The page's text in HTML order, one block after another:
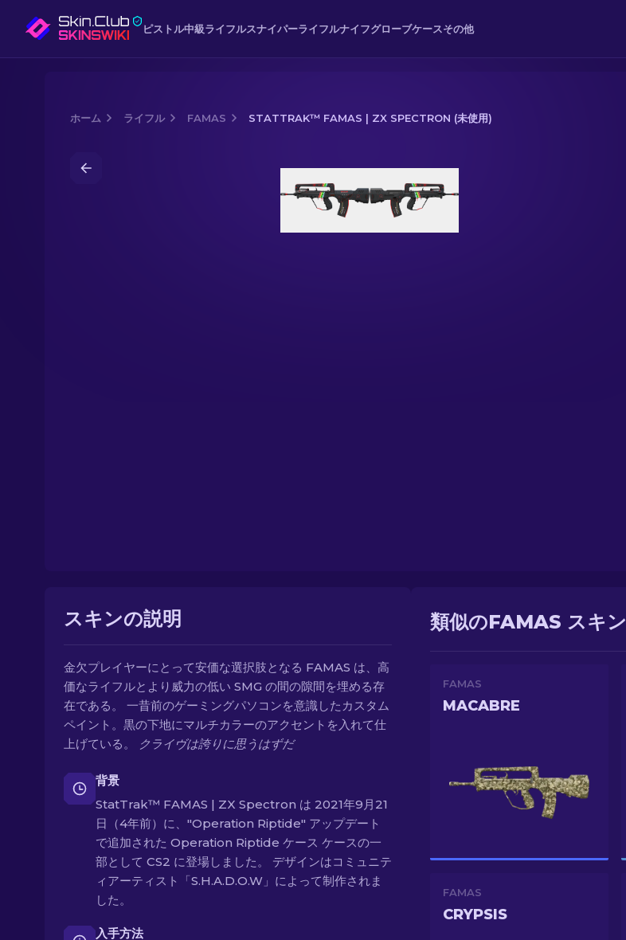
ピストル中級ライフルスナイパーライフルナイフグローブケースその他
ホーム ライフル FAMAS STATTRAK™ FAMAS | ZX SPECTRON (未使用)
スキンの説明
金欠プレイヤーにとって安価な選択肢となる FAMAS は、高
価なライフルとより威力の低い SMG の間の隙間を埋める存
在である。 一昔前のゲーミングパソコンを意識したカスタム
ペイント。黒の下地にマルチカラーのアクセントを入れて仕
上げている。
クライヴは誇りに思うはずだ
背景
StatTrak™ FAMAS | ZX Spectron は 2021年9月21
日（4年前）に、"Operation Riptide" アップデート
で追加された Operation Riptide ケース ケースの一
部として CS2 に登場しました。 デザインはコミュニテ
ィアーティスト「S.H.A.D.O.W」によって制作されま
した。
入手方法
類似のFAMAS スキン
FAMAS
MACABRE
FAMAS
CRYPSIS